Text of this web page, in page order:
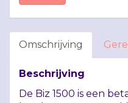
Omschrijving
Beschrijving
De Biz 1500 is een